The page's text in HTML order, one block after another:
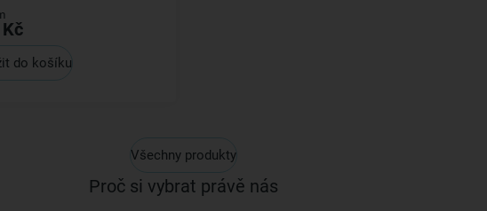
do košíku
Všechny produkty
Proč si vybrat právě nás